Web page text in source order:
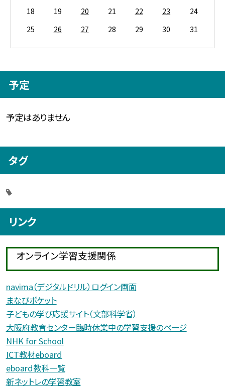
18
19 20 21 22 23
24
25
26 27 28 29 30 31
予定
予定はありません
タグ
リンク
オンライン学習支援関係
navima（デジタルドリル）ログイン画面
まなびポケット
子どもの学び応援サイト（文部科学省）
大阪府教育センター臨時休業中の学習支援のページ
NHK for School
ICT教材eboard
eboard教科一覧
新ネットレの学習教室